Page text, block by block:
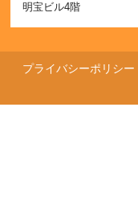
明宝ビル4階
プライバシーポリシー